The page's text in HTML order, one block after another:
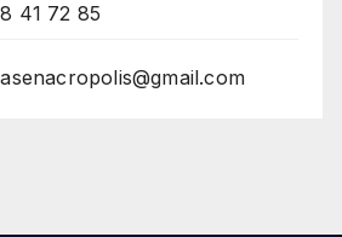
41 72 85